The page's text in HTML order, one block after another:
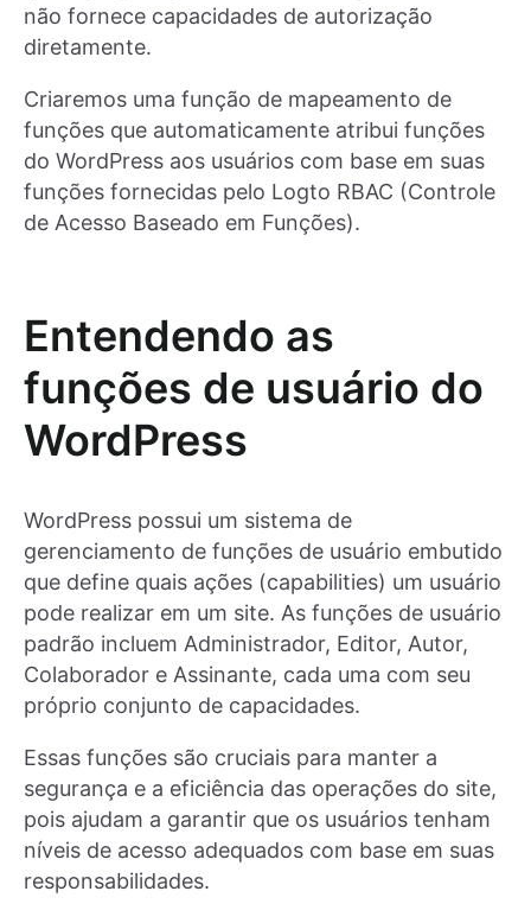
não fornece capacidades de autorização
diretamente.
Criaremos uma função de mapeamento de
funções que automaticamente atribui funções
do WordPress aos usuários com base em suas
funções fornecidas pelo Logto RBAC (Controle
de Acesso Baseado em Funções).
Entendendo as
funções de usuário do
WordPress
WordPress possui um sistema de
gerenciamento de funções de usuário embutido
que define quais ações (capabilities) um usuário
pode realizar em um site. As funções de usuário
padrão incluem Administrador, Editor, Autor,
Colaborador e Assinante, cada uma com seu
próprio conjunto de capacidades.
Essas funções são cruciais para manter a
segurança e a eficiência das operações do site,
pois ajudam a garantir que os usuários tenham
níveis de acesso adequados com base em suas
responsabilidades.